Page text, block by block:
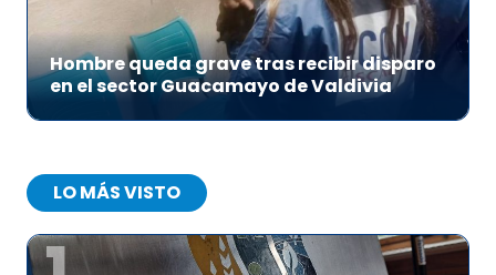
Hombre queda grave tras recibir disparo
en el sector Guacamayo de Valdivia
LO MÁS VISTO